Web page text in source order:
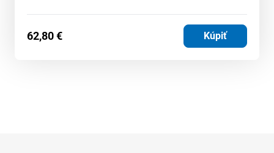
62,80€ Kúpiť